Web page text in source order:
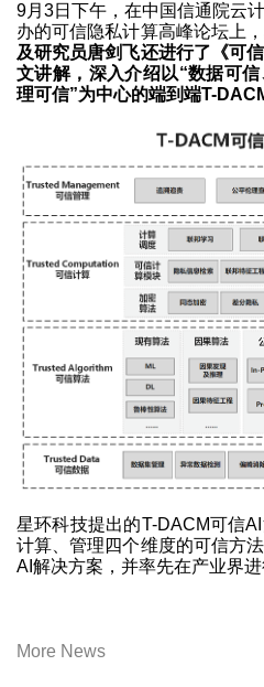
9月3日下午，在中国信通院云
办的可信隐私计算高峰论坛上，
及研究员唐剑飞还进行了《可
文讲解，深入介绍以“数据可
理可信”为中心的端到端T-
星环科技提出的T-DACM可信
计算、管理四个维度的可信方
AI解决方案，并率先在产业界进
More News